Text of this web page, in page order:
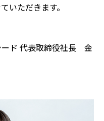
いただきます。
ード 代表取締役社長 金